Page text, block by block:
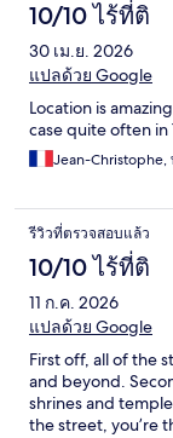
10/10 ไร้ที่ติ
30 เม.ย. 2026
แปลด้วย Google
Location is
case quite often in
Jean-
รีวิวที่ตรวจสอบแล้ว
10/10 ไร้ที่ติ
11 ก.ค. 2026
แปลด้วย Google
First off, all of the
and beyond.
shrines and
the street, you’re